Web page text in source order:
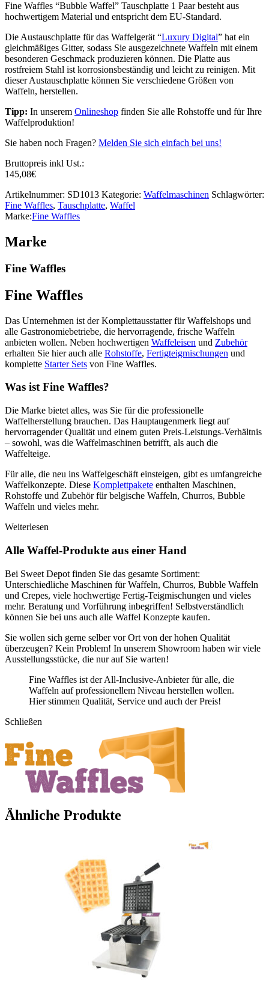
Fine Waffles “Bubble Waffel” Tauschplatte 1 Paar besteht aus
hochwertigem Material und entspricht dem EU-Standard.
Die Austauschplatte für das Waffelgerät “Luxury Digital” hat ein
gleichmäßiges Gitter, sodass Sie ausgezeichnete Waffeln mit einem
besonderen Geschmack produzieren können. Die Platte aus
rostfreiem Stahl ist korrosionsbeständig und leicht zu reinigen. Mit
dieser Austauschplatte können Sie verschiedene Größen von
Waffeln, herstellen.
Tipp: In unserem Onlineshop finden Sie alle Rohstoffe und für Ihre
Waffelproduktion!
Sie haben noch Fragen? Melden Sie sich einfach bei uns!
Bruttopreis inkl Ust.:
145,08€
Artikelnummer: SD1013 Kategorie: Waffelmaschinen Schlagwörter:
Fine Waffles, Tauschplatte, Waffel
Marke:Fine Waffles
Marke
Fine Waffles
Fine Waffles
Das Unternehmen ist der Komplettausstatter für Waffelshops und
alle Gastronomiebetriebe, die hervorragende, frische Waffeln
anbieten wollen. Neben hochwertigen Waffeleisen und Zubehör
erhalten Sie hier auch alle Rohstoffe, Fertigteigmischungen und
komplette Starter Sets von Fine Waffles.
Was ist Fine Waffles?
Die Marke bietet alles, was Sie für die professionelle
Waffelherstellung brauchen. Das Hauptaugenmerk liegt auf
hervorragender Qualität und einem guten Preis-Leistungs-Verhältnis
– sowohl, was die Waffelmaschinen betrifft, als auch die
Waffelteige.
Für alle, die neu ins Waffelgeschäft einsteigen, gibt es umfangreiche
Waffelkonzepte. Diese Komplettpakete enthalten Maschinen,
Rohstoffe und Zubehör für belgische Waffeln, Churros, Bubble
Waffeln und vieles mehr.
Weiterlesen
Alle Waffel-Produkte aus einer Hand
Bei Sweet Depot finden Sie das gesamte Sortiment:
Unterschiedliche Maschinen für Waffeln, Churros, Bubble Waffeln
und Crepes, viele hochwertige Fertig-Teigmischungen und vieles
mehr. Beratung und Vorführung inbegriffen! Selbstverständlich
können Sie bei uns auch alle Waffel Konzepte kaufen.
Sie wollen sich gerne selber vor Ort von der hohen Qualität
überzeugen? Kein Problem! In unserem Showroom haben wir viele
Ausstellungsstücke, die nur auf Sie warten!
Fine Waffles ist der All-Inclusive-Anbieter für alle, die
Waffeln auf professionellem Niveau herstellen wollen.
Hier stimmen Qualität, Service und auch der Preis!
Schließen
Ähnliche Produkte